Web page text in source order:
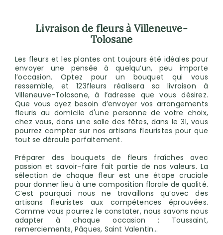
Livraison de fleurs à Villeneuve-
Tolosane
Les fleurs et les plantes ont toujours été idéales pour
envoyer une pensée à quelqu’un, peu importe
l’occasion. Optez pour un bouquet qui vous
ressemble, et 123fleurs réalisera sa livraison à
Villeneuve-Tolosane, à l’adresse que vous désirez.
Que vous ayez besoin d’envoyer vos arrangements
fleuris au domicile d'une personne de votre choix,
chez vous, dans une salle des fêtes, dans le 31, vous
pourrez compter sur nos artisans fleuristes pour que
tout se déroule parfaitement.
Préparer des bouquets de fleurs fraîches avec
passion et savoir-faire fait partie de nos valeurs. La
sélection de chaque fleur est une étape cruciale
pour donner lieu à une composition florale de qualité.
C’est pourquoi nous ne travaillons qu’avec des
artisans fleuristes aux compétences éprouvées.
Comme vous pourrez le constater, nous savons nous
adapter à chaque occasion : Toussaint,
remerciements, Pâques, Saint Valentin…